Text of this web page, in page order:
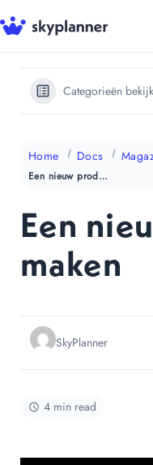
Ga
naar
inhoud
Categorieën
Home Docs
Een nieuw product maken
Een
maken
SkyPlanner
4 min read